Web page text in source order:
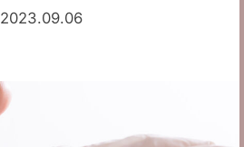
2023.09.06